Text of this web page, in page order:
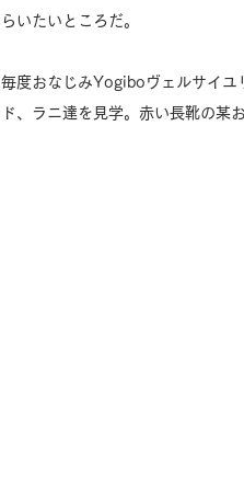
らいたいところだ。
毎度おなじみYogiboヴェルサイユ
ド、ラニ達を見学。赤い長靴の某